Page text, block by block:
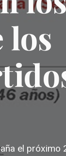
los
el próximo